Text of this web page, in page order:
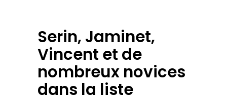
Serin, Jaminet,
Vincent et de
nombreux novices
dans la liste